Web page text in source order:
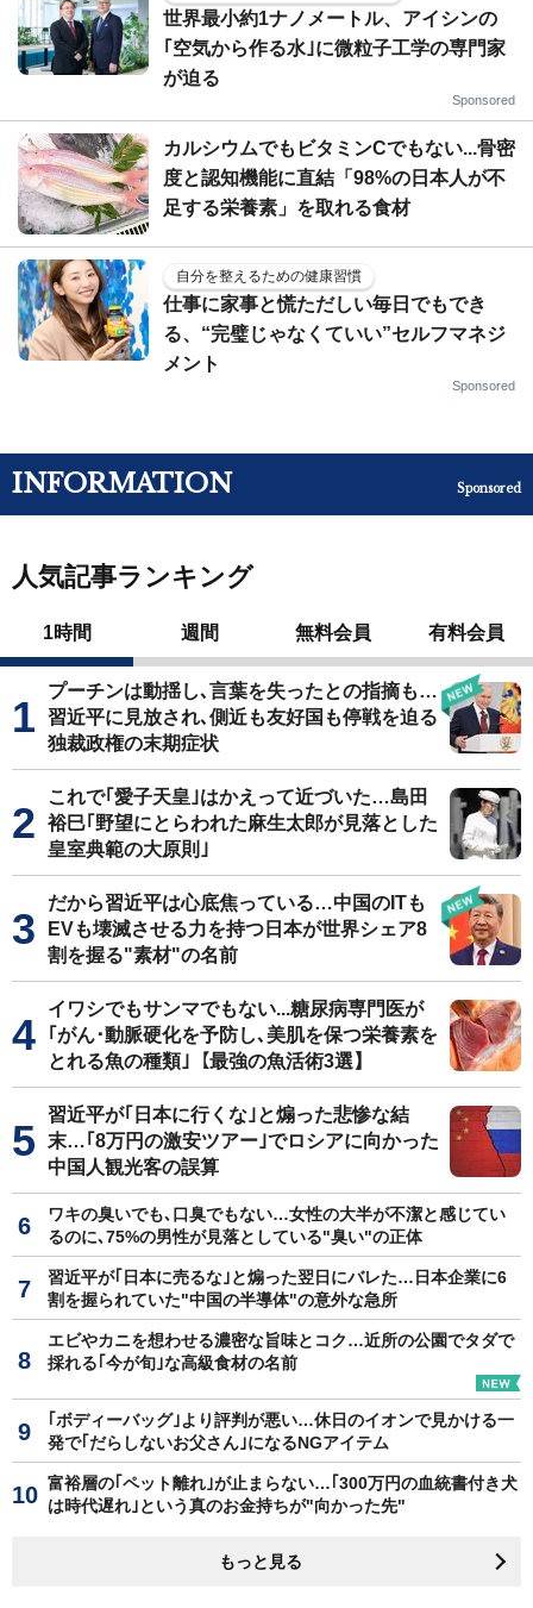
世界最小約1ナノメートル、アイシンの
｢空気から作る水｣に微粒子工学の専門家
が迫る
Sponsored
カルシウムでもビタミンCでもない...骨密
度と認知機能に直結「98%の日本人が不
足する栄養素」を取れる食材
自分を整えるための健康習慣
仕事に家事と慌ただしい毎日でもでき
る、“完璧じゃなくていい”セルフマネジ
メント
Sponsored
INFORMATION Sponsored
人気記事ランキング
1時間 週間 無料会員 有料会員
プーチンは動揺し､言葉を失ったとの指摘も…
習近平に見放され､側近も友好国も停戦を迫る
独裁政権の末期症状
これで｢愛子天皇｣はかえって近づいた…島田
裕巳｢野望にとらわれた麻生太郎が見落とした
皇室典範の大原則｣
だから習近平は心底焦っている…中国のITも
EVも壊滅させる力を持つ日本が世界シェア8
割を握る"素材"の名前
イワシでもサンマでもない...糖尿病専門医が
｢がん･動脈硬化を予防し､美肌を保つ栄養素を
とれる魚の種類｣【最強の魚活術3選】
習近平が｢日本に行くな｣と煽った悲惨な結
末…｢8万円の激安ツアー｣でロシアに向かった
中国人観光客の誤算
ワキの臭いでも､口臭でもない…女性の大半が不潔と感じてい
るのに､75%の男性が見落としている"臭い"の正体
習近平が｢日本に売るな｣と煽った翌日にバレた…日本企業に6
割を握られていた"中国の半導体"の意外な急所
エビやカニを想わせる濃密な旨味とコク…近所の公園でタダで
採れる｢今が旬｣な高級食材の名前
｢ボディーバッグ｣より評判が悪い…休日のイオンで見かける一
発で｢だらしないお父さん｣になるNGアイテム
富裕層の｢ペット離れ｣が止まらない…｢300万円の血統書付き犬
は時代遅れ｣という真のお金持ちが"向かった先"
もっと見る